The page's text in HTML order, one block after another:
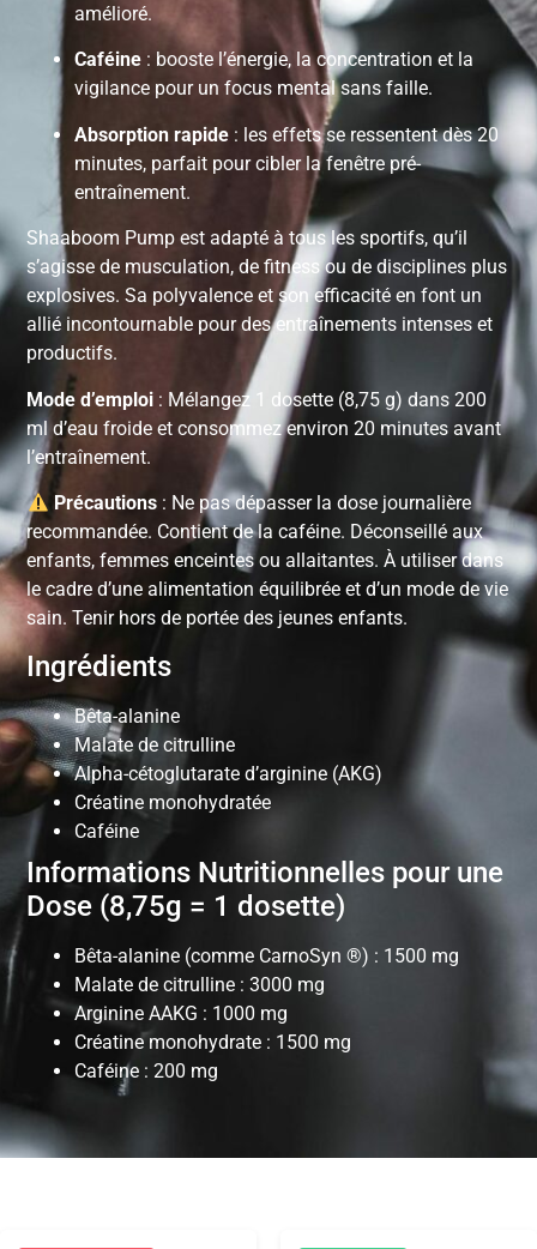
amélioré.
Caféine : booste l’énergie, la concentration et la
vigilance pour un focus mental sans faille.
Absorption rapide : les effets se ressentent dès 20
minutes, parfait pour cibler la fenêtre pré-
entraînement.
Shaaboom Pump est adapté à tous les sportifs, qu’il
s’agisse de musculation, de fitness ou de disciplines plus
explosives. Sa polyvalence et son efficacité en font un
allié incontournable pour des entraînements intenses et
productifs.
Mode d’emploi : Mélangez 1 dosette (8,75 g) dans 200
ml d’eau froide et consommez environ 20 minutes avant
l’entraînement.
Précautions: Ne pas dépasser la dose journalière
recommandée. Contient de la caféine. Déconseillé aux
enfants, femmes enceintes ou allaitantes. À utiliser dans
le cadre d’une alimentation équilibrée et d’un mode de vie
sain. Tenir hors de portée des jeunes enfants.
Ingrédients
Bêta-alanine
Malate de citrulline
Alpha-cétoglutarate d’arginine (AKG)
Créatine monohydratée
Caféine
Informations Nutritionnelles pour une
Dose (8,75g = 1 dosette)
Bêta-alanine (comme CarnoSyn ®) : 1500 mg
Malate de citrulline : 3000 mg
Arginine AAKG : 1000 mg
Créatine monohydrate : 1500 mg
Caféine : 200 mg